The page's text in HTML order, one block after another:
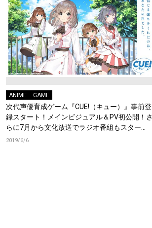
ANIME GAME
次代声優育成ゲーム『CUE!（キュー）』事前登
録スタート！メインビジュアル＆PV初公開！さ
らに7月から文化放送でラジオ番組もスター
ト！
2019/6/6